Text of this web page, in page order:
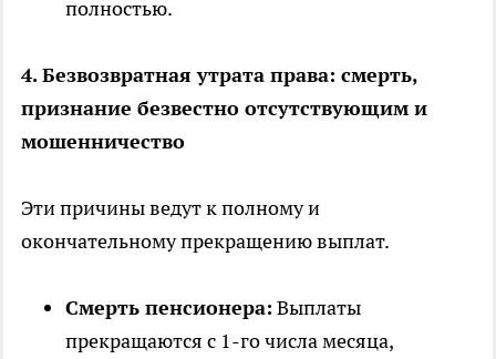
полностью.
4. Безвозвратная утрата права: смерть,
признание безвестно отсутствующим и
мошенничество
Эти причины ведут к полному и
окончательному прекращению выплат.
Смерть пенсионера: Выплаты
прекращаются с 1-го числа месяца,